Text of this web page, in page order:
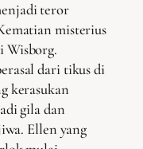
teror
misterius
Wisborg.
dari tikus di
kerasukan
gila dan
Ellen yang